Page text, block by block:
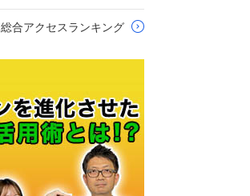
総合アクセスランキング